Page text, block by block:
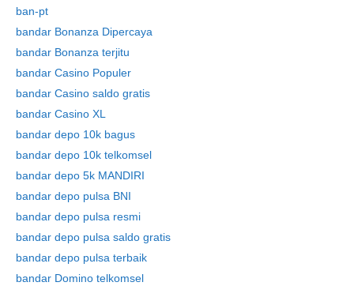
ban-pt
bandar Bonanza Dipercaya
bandar Bonanza terjitu
bandar Casino Populer
bandar Casino saldo gratis
bandar Casino XL
bandar depo 10k bagus
bandar depo 10k telkomsel
bandar depo 5k MANDIRI
bandar depo pulsa BNI
bandar depo pulsa resmi
bandar depo pulsa saldo gratis
bandar depo pulsa terbaik
bandar Domino telkomsel